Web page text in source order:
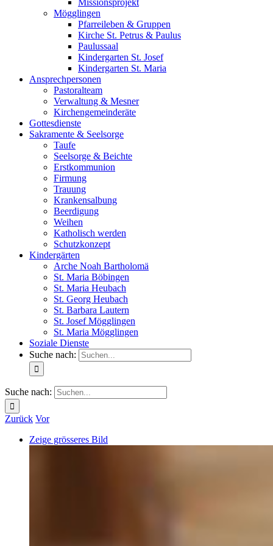
Missionsprojekt
Mögglingen
Pfarreileben & Gruppen
Kirche St. Petrus & Paulus
Paulussaal
Kindergarten St. Josef
Kindergarten St. Maria
Ansprechpersonen
Pastoralteam
Verwaltung & Mesner
Kirchengemeinderäte
Gottesdienste
Sakramente & Seelsorge
Taufe
Seelsorge & Beichte
Erstkommunion
Firmung
Trauung
Krankensalbung
Beerdigung
Weihen
Katholisch werden
Schutzkonzept
Kindergärten
Arche Noah Bartholomä
St. Maria Böbingen
St. Maria Heubach
St. Georg Heubach
St. Barbara Lautern
St. Josef Mögglingen
St. Maria Mögglingen
Soziale Dienste
Suche nach:
Suche nach:
Zurück Vor
Zeige grösseres Bild